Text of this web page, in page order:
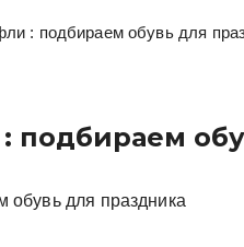
: подбираем обувь для
подбираем